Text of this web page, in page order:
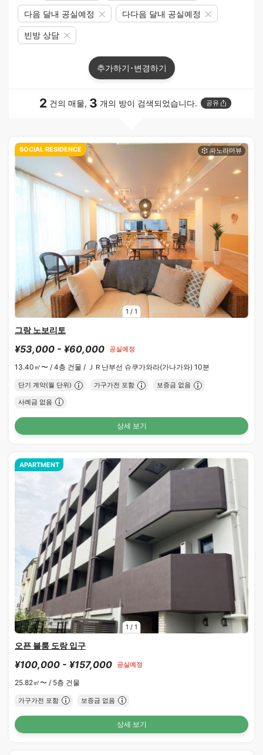
다음 달내 공실예정 다다음 달내 공실예정
빈방 상담
추가하기･변경하기
2 건의 매물, 3 개의 방이 검색되었습니다. 공유
1 / 1
SOCIAL RESIDENCE
그랑 노보리토
¥53,000 - ¥60,000 공실예정
13.40㎡〜 / 4층 건물 / ＪＲ난부선 슈쿠가와라(가나가와) 10분
단기 계약(월 단위) 가구가전 포함 보증금 없음
사례금 없음
상세 보기
1 / 1
APARTMENT
오픈 블룸 도랑 입구
¥100,000 - ¥157,000 공실예정
25.82㎡〜 / 5층 건물
가구가전 포함 보증금 없음
상세 보기